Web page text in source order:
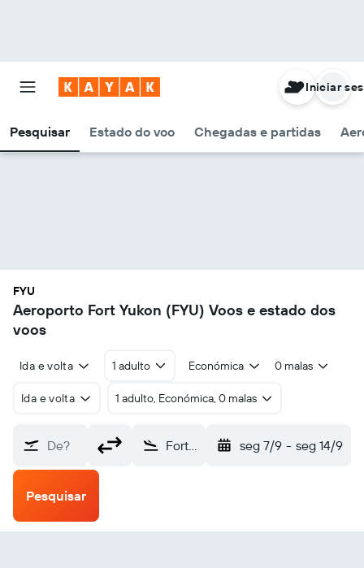
Pesquisar Estado do voo Chegadas e partidas
Iniciar
FYU
Aeroporto Fort Yukon (FYU) Voos e estado dos
voos
Ida e volta 1 adulto Económica 0 malas
Ida e volta 1 adulto, Económica, 0 malas
De? Fort Yukon (FYU) seg 7/9 - seg 14/9
Pesquisar